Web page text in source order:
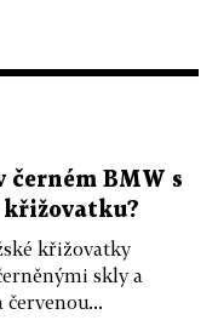
černém BMW s
křižovatku?
křižovatky
skly a